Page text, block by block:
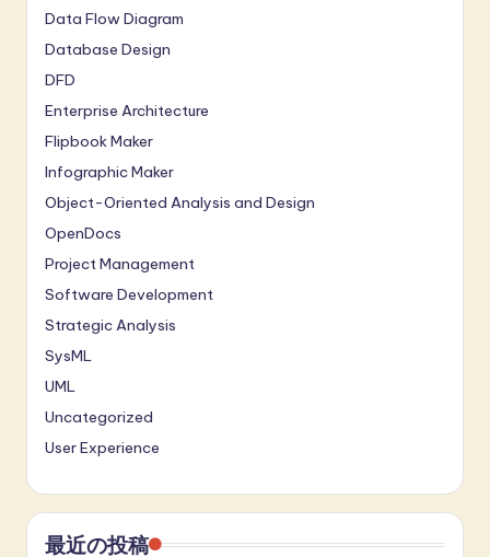
Data Flow Diagram
Database Design
DFD
Enterprise Architecture
Flipbook Maker
Infographic Maker
Object-Oriented Analysis and Design
OpenDocs
Project Management
Software Development
Strategic Analysis
SysML
UML
Uncategorized
User Experience
最近の投稿